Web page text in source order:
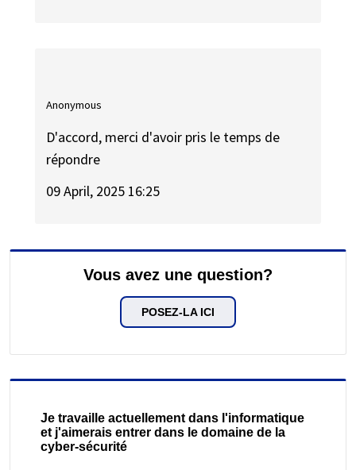
Anonymous
D'accord, merci d'avoir pris le temps de
répondre
09 April, 2025 16:25
Vous avez une question?
POSEZ-LA ICI
Je travaille actuellement dans l'informatique
et j'aimerais entrer dans le domaine de la
cyber-sécurité